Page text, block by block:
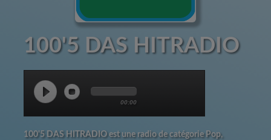
100'5 DAS HITRADIO
00:00
100'5 DAS HITRADIO est une radio de catégorie Pop,